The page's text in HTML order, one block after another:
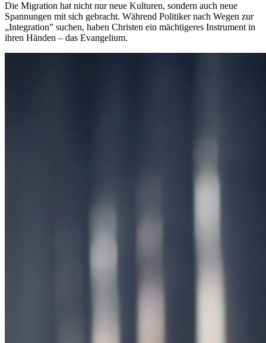
Die Migration hat nicht nur neue Kulturen, sondern auch neue
Spannungen mit sich gebracht. Während Politiker nach Wegen zur
„Integration” suchen, haben Christen ein mächtigeres Instrument in
ihren Händen – das Evangelium.